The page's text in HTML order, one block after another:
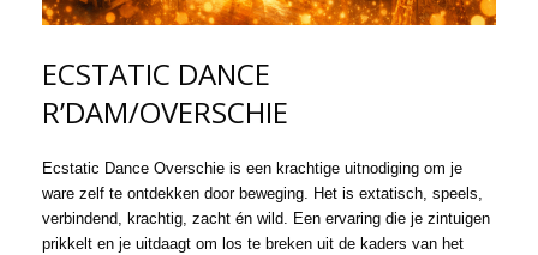
ECSTATIC DANCE
R’DAM/OVERSCHIE
Ecstatic Dance Overschie is een krachtige uitnodiging om je
ware zelf te ontdekken door beweging. Het is extatisch, speels,
verbindend, krachtig, zacht én wild. Een ervaring die je zintuigen
prikkelt en je uitdaagt om los te breken uit de kaders van het